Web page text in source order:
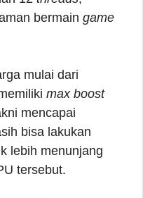
bermain game
mulai dari
max boost
mencapai
bisa lakukan
lebih menunjang
tersebut.